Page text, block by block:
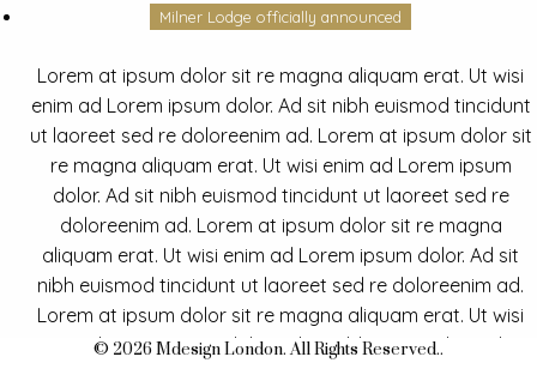
Milner Lodge officially announced
Lorem at ipsum dolor sit re magna aliquam erat. Ut wisi
enim ad Lorem ipsum dolor. Ad sit nibh euismod tincidunt
ut laoreet sed re doloreenim ad. Lorem at ipsum dolor sit
re magna aliquam erat. Ut wisi enim ad Lorem ipsum
dolor. Ad sit nibh euismod tincidunt ut laoreet sed re
doloreenim ad. Lorem at ipsum dolor sit re magna
aliquam erat. Ut wisi enim ad Lorem ipsum dolor. Ad sit
nibh euismod tincidunt ut laoreet sed re doloreenim ad.
Lorem at ipsum dolor sit re magna aliquam erat. Ut wisi
enim ad Lorem ipsum dolor. Ad sit nibh euismod tincidunt
© 2026 Mdesign London. All Rights Reserved..